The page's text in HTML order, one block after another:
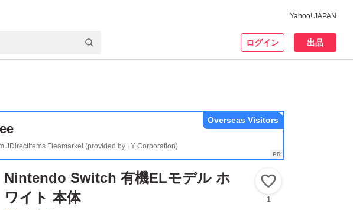
Yahoo! JAPAN
ログイン 出品
JDirectItems Fleamarket (provided by LY Corporation)
Overseas Visitors
Nintendo Switch 有機ELモデル ホ
ワイト 本体
1